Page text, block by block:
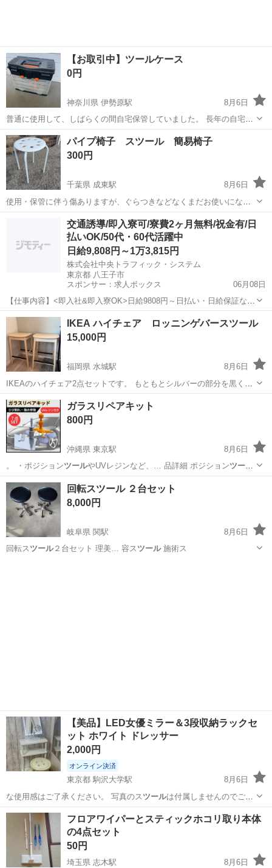
【お取引中】ツールケース
0円
神奈川県 伊勢原駅
8月6日
普通に使用して、しばらくの間自宅保管していました。 長年の自宅保
管でほこり被ってます。 蓋の部分留め具がなくて、取っ手をもつと蓋
が開いてしまいます💦 少々難ありですが物自体はまだまだ使用できま
す。 付属品も全て持っていって...
神奈川 伊勢原市 伊勢原駅 掃除用具
パイプ椅子 スツール 簡易椅子
300円
千葉県 成東駅
8月6日
使用・保管に伴う傷ありますが、ぐらつきなどなくまだお使いになれ
ます。 中古品ですのでご理解ある方でお願い致します。
成東駅 椅子
交通誘導/即入寮可/寮費2ヶ月無料/祝金有/日
払いOK/50代・60代活躍中
日給9,808円～1万3,815円
株式会社中央トラフィック・システム
東京都 八王子市
スポンサー：求人ボックス
06月08日
【仕事内容】<即入社&即入寮OK>日給9808円～日払い・日給保証など
待遇充実!寮費2ヶ月無料×祝金4.5万円有 <募集情報> 時間・お金の心配
ゼロでスタート/ ・2ヶ月寮費費無料 ・入社祝い金4.5万円 ・日払いOK
・プライベ...
アルバイト・パート
IKEA ハイチェア ロッニンゲバースツール
15,000円
福岡県 水城駅
8月6日
IKEAのハイチェア2点セットです。 もともとシルバーの部分を黒く塗
装していますが、 少し剥げている部分があります。 ほぼ使っていない
ので、他の部分は綺麗な状態です。 お引き取りに来てくれる方、どう
ぞよろしくお願いします。
福岡 大野城市 水城駅 椅子
ガラスリペアキット
800円
沖縄県 東京駅
8月6日
。 ・ポジションツールやUVレジンなど、… 品詳細 ポジションツール
補修フィルム ス…
沖縄 宜野湾市 メンテナンス用品
回転スツール ２台セット
8,000円
岐阜県 関駅
8月6日
回転ス ツール ２台セット 理美… 容ス ツール施術ス
【美品】LED女優ミラー＆3段収納ラックセ
ット ホワイト ドレッサー
2,000円
オンライン決済
東京都 駒沢大学駅
8月6日
な使用感はご了承ください。 写真のス ツールは付属しませんのでご了
承ください。 …
東京 世田谷区 駒沢大学駅
フロアワイパーとスティックホコリ取り本体
の4点セット
50円
埼玉県 志木駅
8月6日